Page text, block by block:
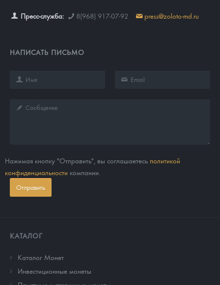
Пресс-служба: 8(968) 917-07-92 press@zoloto-md.ru
НАПИСАТЬ ПИСЬМО
Нажимая кнопку "Отправить", вы соглашаетесь политикой
конфиденциальности компании.
Отправить
КАТАЛОГ
Каталог Монет
Инвестиционные монеты